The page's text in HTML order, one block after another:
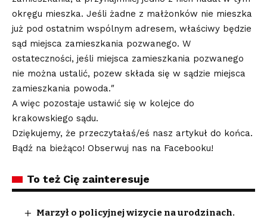
okręgu mieszka. Jeśli żadne z małżonków nie mieszka
już pod ostatnim wspólnym adresem, właściwy będzie
sąd miejsca zamieszkania pozwanego. W
ostateczności, jeśli miejsca zamieszkania pozwanego
nie można ustalić, pozew składa się w sądzie miejsca
zamieszkania powoda.″
A więc pozostaje ustawić się w kolejce do
krakowskiego sądu.
Dziękujemy, że przeczytałaś/eś nasz artykuł do końca.
Bądź na bieżąco! Obserwuj nas na Facebooku!
To też Cię zainteresuje
Marzył o policyjnej wizycie na urodzinach.